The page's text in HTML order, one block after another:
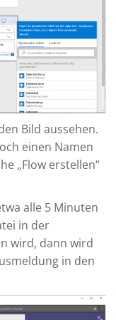
Bild aussehen.
einen Namen
„Flow erstellen“
alle 5 Minuten
in der
wird, dann wird
in den